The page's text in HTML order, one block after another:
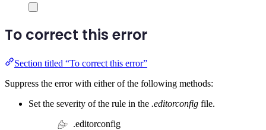
To correct this error
Section titled “To correct this error”
Suppress the error with either of the following methods:
Set the severity of the rule in the .editorconfig file.
.editorconfig